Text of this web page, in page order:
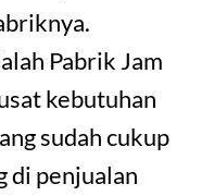
Pabrik Jam
kebutuhan
sudah cukup
di penjualan